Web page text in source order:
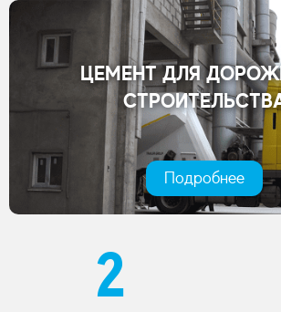
ЦЕМЕНТ ДЛЯ
Подробнее
2